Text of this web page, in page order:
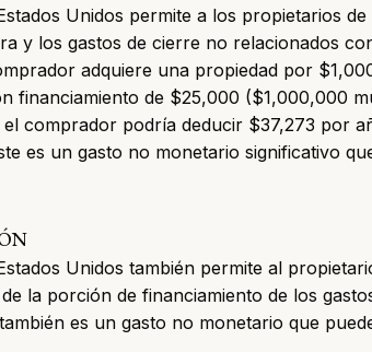
Unidos permite a los propietarios
y los gastos de cierre no relacionados
adquiere una propiedad por
financiamiento de $25,000 ($1,000,000
comprador podría deducir $37,273 por
es un gasto no monetario significativo
Unidos también permite al
la porción de financiamiento de los
es un gasto no monetario que